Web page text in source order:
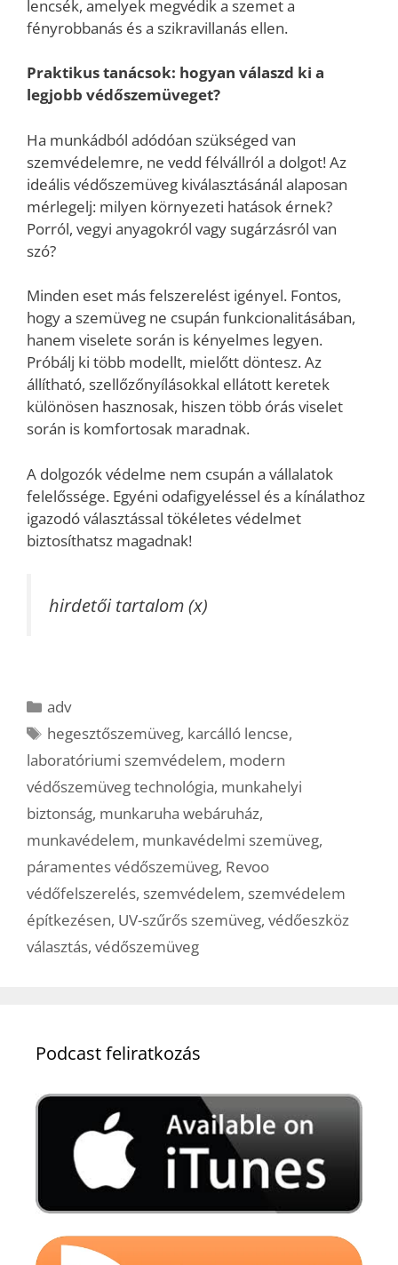
lencsék, amelyek megvédik a szemet a
fényrobbanás és a szikravillanás ellen.
Praktikus tanácsok: hogyan válaszd ki a
legjobb védőszemüveget?
Ha munkádból adódóan szükséged van
szemvédelemre, ne vedd félvállról a dolgot! Az
ideális védőszemüveg kiválasztásánál alaposan
mérlegelj: milyen környezeti hatások érnek?
Porról, vegyi anyagokról vagy sugárzásról van
szó?
Minden eset más felszerelést igényel. Fontos,
hogy a szemüveg ne csupán funkcionalitásában,
hanem viselete során is kényelmes legyen.
Próbálj ki több modellt, mielőtt döntesz. Az
állítható, szellőzőnyílásokkal ellátott keretek
különösen hasznosak, hiszen több órás viselet
során is komfortosak maradnak.
A dolgozók védelme nem csupán a vállalatok
felelőssége. Egyéni odafigyeléssel és a kínálathoz
igazodó választással tökéletes védelmet
biztosíthatsz magadnak!
hirdetői tartalom (x)
Kategória
adv
Címkék
hegesztőszemüveg, karcálló lencse,
laboratóriumi szemvédelem, modern
védőszemüveg technológia, munkahelyi
biztonság, munkaruha webáruház,
munkavédelem, munkavédelmi szemüveg,
páramentes védőszemüveg, Revoo
védőfelszerelés, szemvédelem, szemvédelem
építkezésen, UV-szűrős szemüveg, védőeszköz
választás, védőszemüveg
Podcast feliratkozás